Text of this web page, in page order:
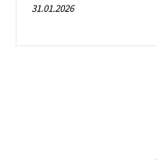
31.01.2026